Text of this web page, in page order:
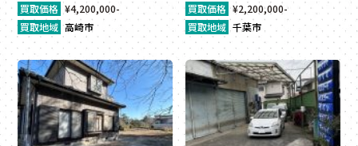
買取価格 ¥4,200,000-
買取地域 高崎市
買取価格 ¥2,200,000-
買取地域 千葉市